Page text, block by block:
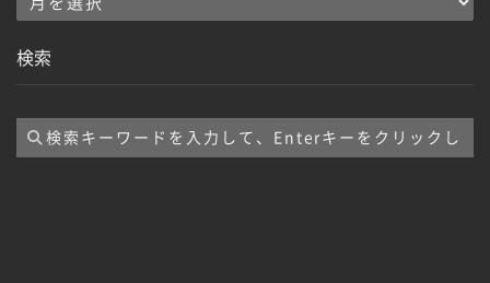
カ
ブ
検索